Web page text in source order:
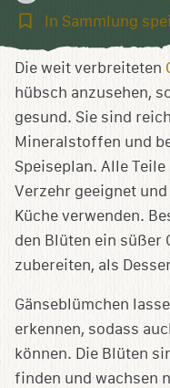
In
speichern
In Sammlung
Die weit verbreiteten
hübsch anzusehen,
gesund. Sie sind
Mineralstoffen und
Speiseplan. Alle
Verzehr geeignet
Küche verwenden.
den Blüten ein süßer
zubereiten, als
Gänseblümchen
erkennen, sodass
können. Die Blüten
finden und wachsen